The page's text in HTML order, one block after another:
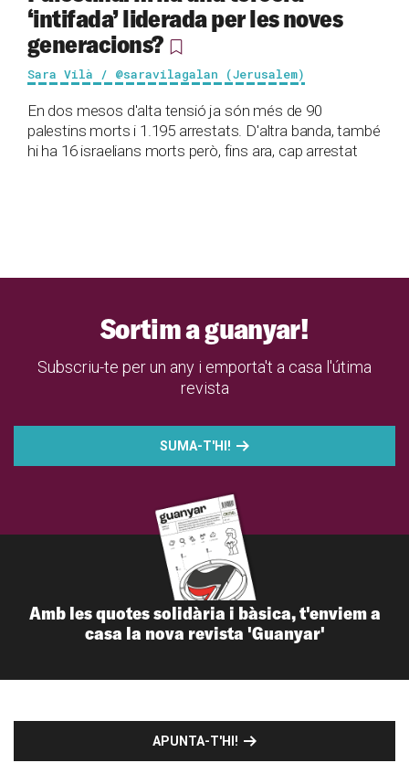
‘intifada’ liderada per les noves
generacions?
Sara Vilà / @saravilagalan (Jerusalem)
En dos mesos d'alta tensió ja són més de 90
palestins morts i 1.195 arrestats. D'altra banda, també
hi ha 16 israelians morts però, fins ara, cap arrestat
Sortim a guanyar!
Subscriu-te per un any i emporta't a casa l'útima
revista
SUMA-T'HI!
Amb les quotes solidària i bàsica, t'enviem a
casa la nova revista 'Guanyar'
APUNTA-T'HI!